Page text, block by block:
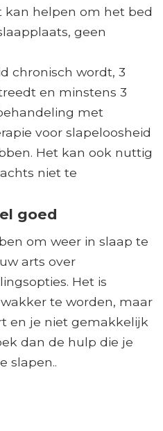
kan helpen om het bed
geen
chronisch wordt, 3
en minstens 3
met
voor slapeloosheid
Het kan ook nuttig
niet te
goed
om weer in slaap te
arts over
Het is
te worden, maar
en je niet gemakkelijk
dan de hulp die je
slapen..